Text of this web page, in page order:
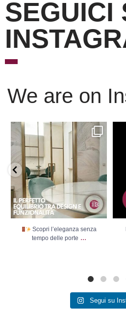
SEGUICI
We are on
Scopri l’eleganza senza
tempo delle porte ...
Scopri l’eleganza senza
tempo delle porte ...
Segui su